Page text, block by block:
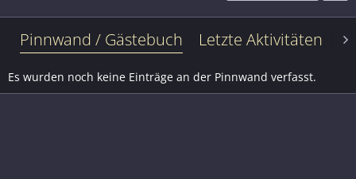
Pinnwand / Gästebuch Letzte Aktivitäten
Es wurden noch keine Einträge an der Pinnwand verfasst.